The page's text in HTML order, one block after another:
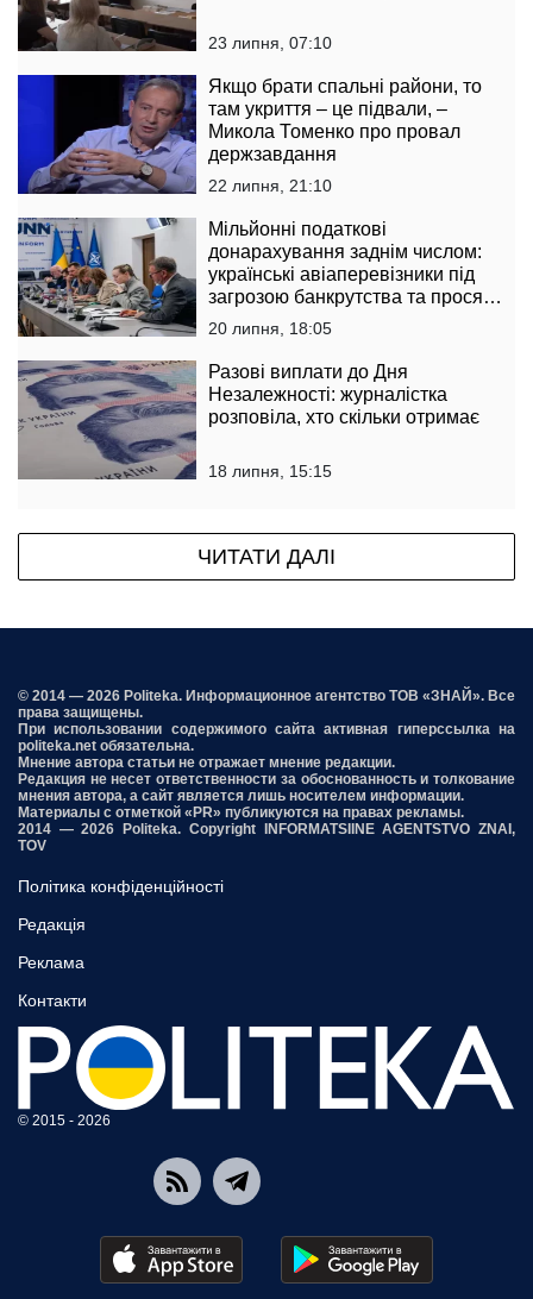
23 липня, 07:10
Якщо брати спальні райони, то
там укриття – це підвали, –
Микола Томенко про провал
держзавдання
22 липня, 21:10
Мільйонні податкові
донарахування заднім числом:
українські авіаперевізники під
загрозою банкрутства та просят
державу втрутитися
20 липня, 18:05
Разові виплати до Дня
Незалежності: журналістка
розповіла, хто скільки отримає
18 липня, 15:15
ЧИТАТИ ДАЛІ
© 2014 — 2026 Politeka. Информационное агентство ТОВ «ЗНАЙ». Все
права защищены.
При использовании содержимого сайта активная гиперссылка на
politeka.net обязательна.
Мнение автора статьи не отражает мнение редакции.
Редакция не несет ответственности за обоснованность и толкование
мнения автора, а сайт является лишь носителем информации.
Материалы с отметкой «PR» публикуются на правах рекламы.
2014 — 2026 Politeka. Copyright INFORMATSIINE AGENTSTVO ZNAI,
TOV
Політика конфіденційності
Редакція
Реклама
Контакти
© 2015 - 2026